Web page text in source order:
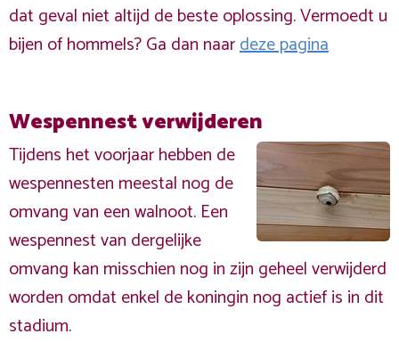
dat geval niet altijd de beste oplossing. Vermoedt u
bijen of hommels? Ga dan naardeze pagina
Wespennest verwijderen
Tijdens het voorjaar hebben de
wespennesten meestal nog de
omvang van een walnoot. Een
wespennest van dergelijke
omvang kan misschien nog in zijn geheel verwijderd
worden omdat enkel de koningin nog actief is in dit
stadium.